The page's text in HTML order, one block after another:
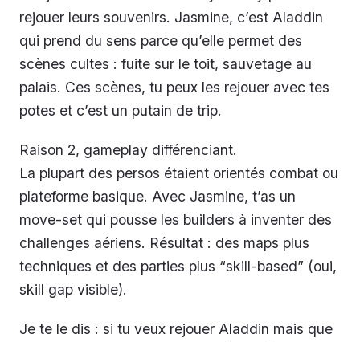
rejouer leurs souvenirs. Jasmine, c’est Aladdin
qui prend du sens parce qu’elle permet des
scènes cultes : fuite sur le toit, sauvetage au
palais. Ces scènes, tu peux les rejouer avec tes
potes et c’est un putain de trip.
Raison 2, gameplay différenciant.
La plupart des persos étaient orientés combat ou
plateforme basique. Avec Jasmine, t’as un
move-set qui pousse les builders à inventer des
challenges aériens. Résultat : des maps plus
techniques et des parties plus “skill-based” (oui,
skill gap visible).
Je te le dis : si tu veux rejouer Aladdin mais que